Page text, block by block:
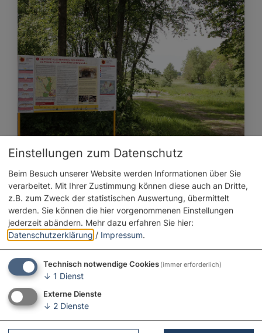
Geopark Lehrpfad Klosterberg
Länge: 3 km
Einstellungen zum Datenschutz
Beim Besuch unserer Website werden Informationen über Sie
verarbeitet. Mit Ihrer Zustimmung können diese auch an Dritte,
z.B. zum Zweck der statistischen Auswertung, übermittelt
werden. Sie können die hier vorgenommenen Einstellungen
jederzeit abändern. Mehr dazu erfahren Sie hier:
Datenschutzerklärung / Impressum.
Technisch notwendige Cookies (immer erforderlich)
↓ 1 Dienst
Externe Dienste
↓ 2 Dienste